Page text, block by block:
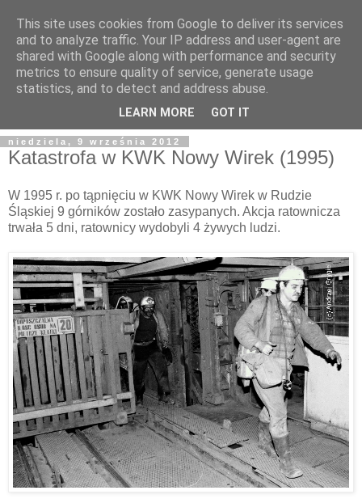
niedziela, 9 września 2012
Katastrofa w KWK Nowy Wirek (1995)
W 1995 r. po tąpnięciu w KWK Nowy Wirek w Rudzie
Śląskiej 9 górników zostało zasypanych. Akcja ratownicza
trwała 5 dni, ratownicy wydobyli 4 żywych ludzi.
This site uses cookies from Google to deliver its services
and to analyze traffic. Your IP address and user-agent are
shared with Google along with performance and security
metrics to ensure quality of service, generate usage
statistics, and to detect and address abuse.
LEARN MORE GOT IT